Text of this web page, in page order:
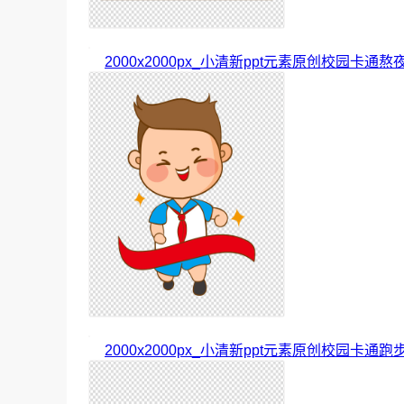
2000x2000px_小清新ppt元素原创校园卡通熬
2000x2000px_小清新ppt元素原创校园卡通跑